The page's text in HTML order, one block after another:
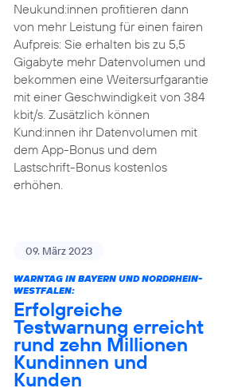
Neukund:innen profitieren dann
von mehr Leistung für einen fairen
Aufpreis: Sie erhalten bis zu 5,5
Gigabyte mehr Datenvolumen und
bekommen eine Weitersurfgarantie
mit einer Geschwindigkeit von 384
kbit/s. Zusätzlich können
Kund:innen ihr Datenvolumen mit
dem App-Bonus und dem
Lastschrift-Bonus kostenlos
erhöhen.
09. März 2023
WARNTAG IN BAYERN UND NORDRHEIN-
WESTFALEN:
Erfolgreiche
Testwarnung erreicht
rund zehn Millionen
Kundinnen und
Kunden